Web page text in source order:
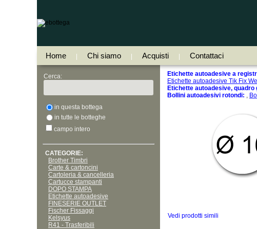
Home Chi siamo Acquisti Contattaci
Cerca:
in questa bottega
in tutte le botteghe
campo intero
CATEGORIE:
Brother Timbri
Carte & cartoncini
Cartoleria & cancelleria
Cartucce stampanti
DOPO STAMPA
Etichette autoadesive
FINESERIE OUTLET
Fischer Fissaggi
Kelsyus
R41 - Trasferibili
Etichette autoadesive a
Etichette autoadesive Tik Fix
Etichette autoadesive,
Bollini autoadesivi rotondi: ,
Vedi prodotti simili